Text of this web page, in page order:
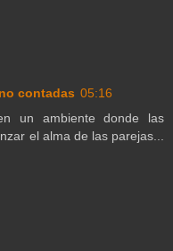
contadas 05:16
un ambiente donde las
el alma de las parejas...